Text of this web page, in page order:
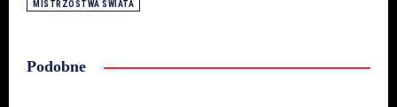
MISTRZOSTWA ŚWIATA
Podobne